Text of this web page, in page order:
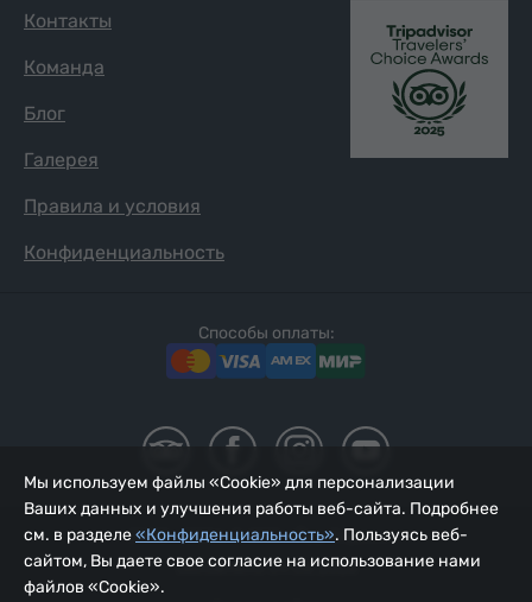
Контакты
Команда
Блог
Галерея
Правила и условия
Конфиденциальность
Способы оплаты:
2002 - 2026, © ООО «Йур Сервис»;
Обновлено 09.08.2026
Мы используем файлы «Cookie» для персонализации
Ваших данных и улучшения работы веб-сайта. Подробнее
см. в разделе«Конфиденциальность». Пользуясь веб-
сайтом, Вы даете свое согласие на использование нами
файлов «Cookie».